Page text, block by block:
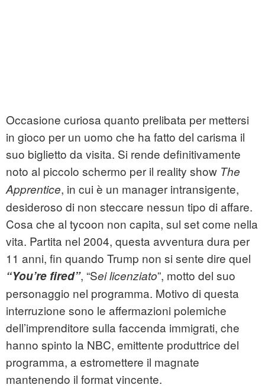
Occasione curiosa quanto prelibata per mettersi
in gioco per un uomo che ha fatto del carisma il
suo biglietto da visita. Si rende definitivamente
noto al piccolo schermo per il reality show The
Apprentice, in cui è un manager intransigente,
desideroso di non steccare nessun tipo di affare.
Cosa che al tycoon non capita, sul set come nella
vita. Partita nel 2004, questa avventura dura per
11 anni, fin quando Trump non si sente dire quel
“You’re fired”, “Sei licenziato”, motto del suo
personaggio nel programma. Motivo di questa
interruzione sono le affermazioni polemiche
dell’imprenditore sulla faccenda immigrati, che
hanno spinto la NBC, emittente produttrice del
programma, a estromettere il magnate
mantenendo il format vincente.